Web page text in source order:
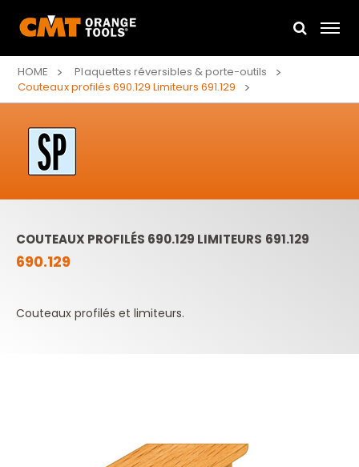
HOME
Plaquettes réversibles & porte-outils
Couteaux profilés 690.129 Limiteurs 691.129
COUTEAUX PROFILÉS 690.129 LIMITEURS 691.129
690.129
Couteaux profilés et limiteurs.